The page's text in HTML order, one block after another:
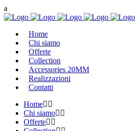
Home
Chi siamo
Offerte
Collection
Accessories 20MM
Realizzazioni
Contatti
Home
Chi siamo
Offerte